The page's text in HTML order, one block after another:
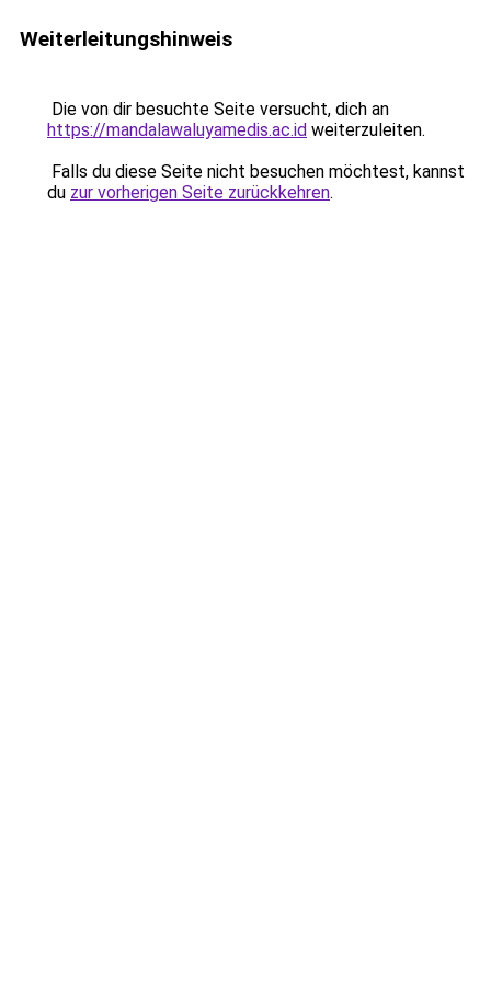
Weiterleitungshinweis
Die von dir besuchte Seite versucht, dich an
https://mandalawaluyamedis.ac.id weiterzuleiten.
Falls du diese Seite nicht besuchen möchtest, kannst
du zur vorherigen Seite zurückkehren.